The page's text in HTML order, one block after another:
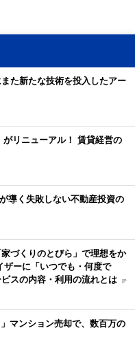
た新たな技術を投入したアー
がリニューアル！ 賃貸経営の
導く失敗しない不動産投資の
づくりのとびら」で理想をか
ザーに「いつでも・何度で
スの内容・利用の流れとは [P
マンション売却で、数百万の